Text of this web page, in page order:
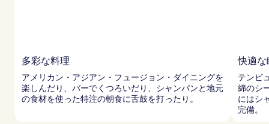
多彩な料理
アメリカン・アジアン・フュージョン・ダイニングを
楽しんだり、バーでくつろいだり、シャンパンと地元
の食材を使った特注の朝食に舌鼓を打ったり。
快適な
テンピ
綿のシ
にはシ
完備。